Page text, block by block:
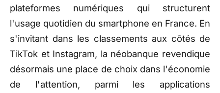
plateformes numériques qui structurent
l'usage quotidien du smartphone en France. En
s'invitant dans les classements aux côtés de
TikTok et Instagram, la néobanque revendique
désormais une place de choix dans l'économie
de l'attention, parmi les applications